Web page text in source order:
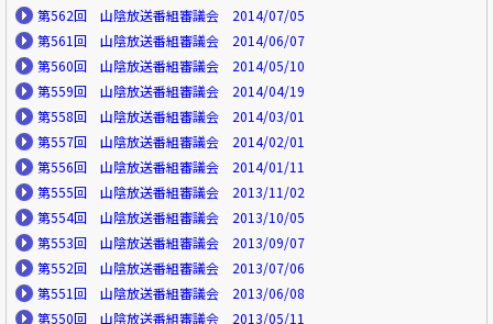
第562回 山陰放送番組審議会 2014/07/05
第561回 山陰放送番組審議会 2014/06/07
第560回 山陰放送番組審議会 2014/05/10
第559回 山陰放送番組審議会 2014/04/19
第558回 山陰放送番組審議会 2014/03/01
第557回 山陰放送番組審議会 2014/02/01
第556回 山陰放送番組審議会 2014/01/11
第555回 山陰放送番組審議会 2013/11/02
第554回 山陰放送番組審議会 2013/10/05
第553回 山陰放送番組審議会 2013/09/07
第552回 山陰放送番組審議会 2013/07/06
第551回 山陰放送番組審議会 2013/06/08
第550回 山陰放送番組審議会 2013/05/11